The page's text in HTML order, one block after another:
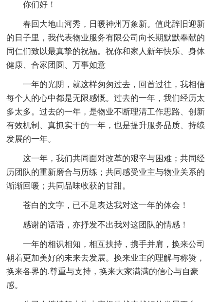
你们好！
春回大地山河秀，日暖神州万象新。值此辞旧迎新
的日子里，我代表物业服务有限公司向长期默默奉献的
同仁们致以最真挚的祝福。祝你和家人新年快乐、身体
健康、合家团圆、万事如意
一年的光阴，就这样匆匆过去，回首过往，我相信
每个人的心中都是无限感慨。过去的一年，我们经历太
多太多。过去的一年，是物业不断理清工作思路、创新
有效机制、真抓实干的一年，也是提升服务品质、持续
发展的一年。
这一年，我们共同面对改革的艰辛与困难；共同经
历团队的重新磨合与历练；共同感受业主与物业关系的
渐渐回暖；共同品味收获的甘甜。
苍白的文字，已不足表达我对这一年的体会！
感谢的话语，亦抒发不出我对这团队的情感！
一年的相识相知，相互扶持，携手并肩，换来公司
朝着更加美好的未来去发展。换来业主的理解与称赞，
换来各界的.尊重与支持，换来大家满满的信心与自豪
感。